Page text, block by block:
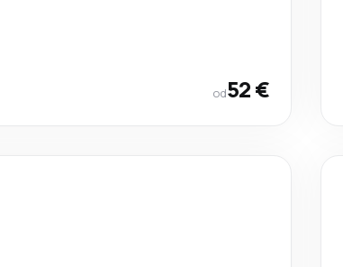
od52 €